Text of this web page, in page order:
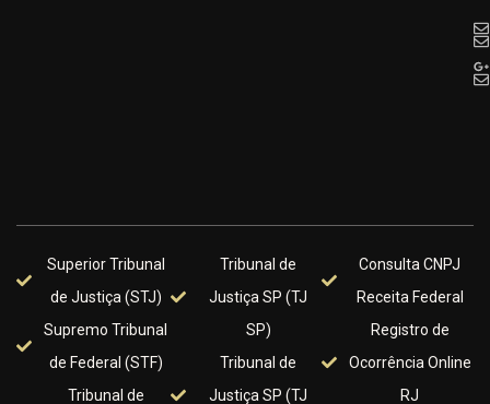
Superior Tribunal
de Justiça (STJ)
Supremo Tribunal
de Federal (STF)
Tribunal de
Tribunal de
Justiça SP (TJ
SP)
Tribunal de
Justiça SP (TJ
Consulta CNPJ
Receita Federal
Registro de
Ocorrência Online
RJ